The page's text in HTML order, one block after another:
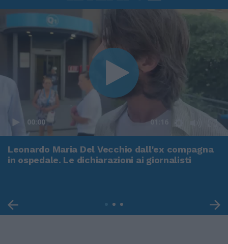
00:00 01:16
Leonardo Maria Del Vecchio dall'ex compagna
in ospedale. Le dichiarazioni ai giornalisti